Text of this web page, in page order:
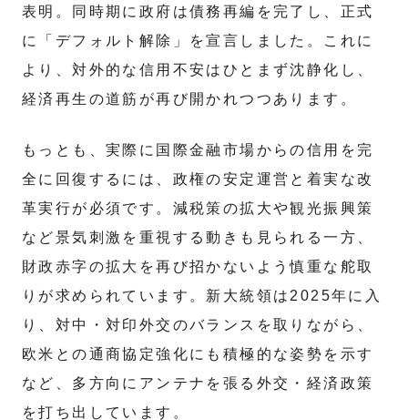
表明。同時期に政府は債務再編を完了し、正式
に「デフォルト解除」を宣言しました。これに
より、対外的な信用不安はひとまず沈静化し、
経済再生の道筋が再び開かれつつあります。
もっとも、実際に国際金融市場からの信用を完
全に回復するには、政権の安定運営と着実な改
革実行が必須です。減税策の拡大や観光振興策
など景気刺激を重視する動きも見られる一方、
財政赤字の拡大を再び招かないよう慎重な舵取
りが求められています。新大統領は2025年に入
り、対中・対印外交のバランスを取りながら、
欧米との通商協定強化にも積極的な姿勢を示す
など、多方向にアンテナを張る外交・経済政策
を打ち出しています。